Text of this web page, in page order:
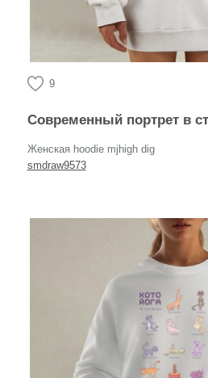
9
Современный портрет в стиле поп-
Женская hoodie mjhigh dig
smdraw9573